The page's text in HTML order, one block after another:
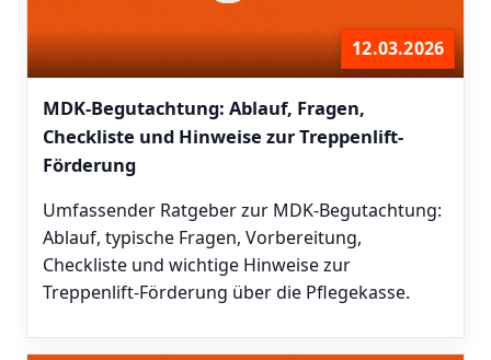
12.03.2026
MDK-Begutachtung: Ablauf, Fragen,
Checkliste und Hinweise zur Treppenlift-
Förderung
Umfassender Ratgeber zur MDK-Begutachtung:
Ablauf, typische Fragen, Vorbereitung,
Checkliste und wichtige Hinweise zur
Treppenlift-Förderung über die Pflegekasse.